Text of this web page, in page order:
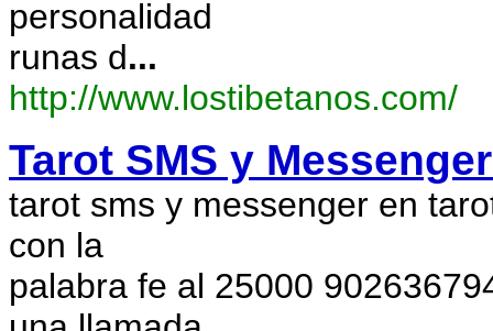
personalidad
runas d...
http://www.lostibetanos.com/
Tarot SMS y
tarot sms y messenger en
con la
palabra fe al 25000